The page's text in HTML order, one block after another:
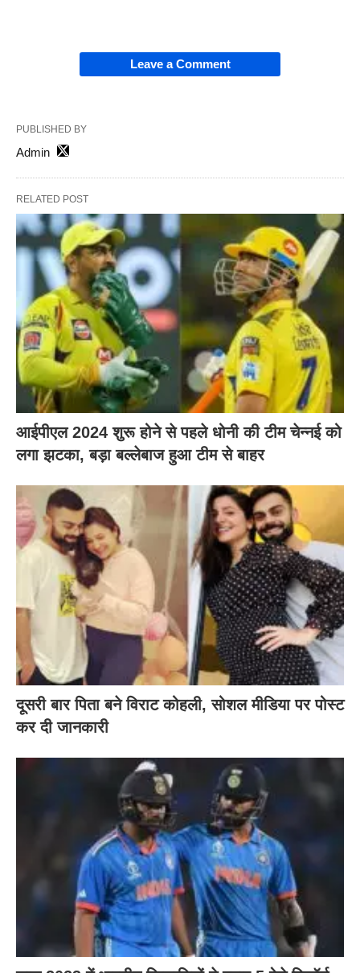
Leave a Comment
PUBLISHED BY
Admin
RELATED POST
आईपीएल 2024 शुरू होने से पहले धोनी की टीम चेन्नई को
लगा झटका, बड़ा बल्लेबाज हुआ टीम से बाहर
दूसरी बार‌ पिता बने विराट कोहली, सोशल मीडिया पर पोस्ट
कर दी‌ जानकारी